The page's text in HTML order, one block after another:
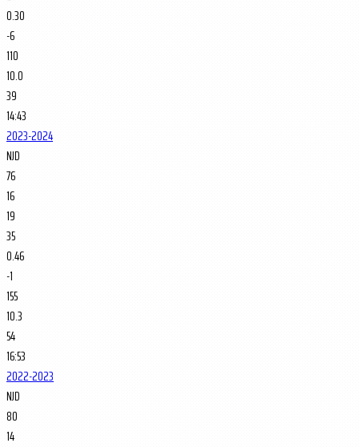
0.30
-6
110
10.0
39
14:43
2023-2024
NJD
76
16
19
35
0.46
-1
155
10.3
54
16:53
2022-2023
NJD
80
14